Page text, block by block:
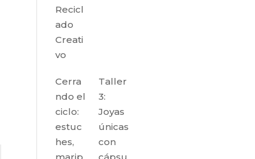
Recicl
ado
Creati
vo
Cerra
ndo el
ciclo:
estuc
hes,
Taller
3:
Joyas
únicas
con